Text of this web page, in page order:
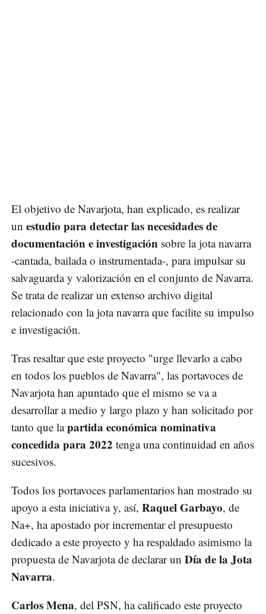
El objetivo de Navarjota, han explicado, es realizar
un estudio para detectar las necesidades de
documentación e investigación sobre la jota navarra
-cantada, bailada o instrumentada-, para impulsar su
salvaguarda y valorización en el conjunto de Navarra.
Se trata de realizar un extenso archivo digital
relacionado con la jota navarra que facilite su impulso
e investigación.
Tras resaltar que este proyecto "urge llevarlo a cabo
en todos los pueblos de Navarra", las portavoces de
Navarjota han apuntado que el mismo se va a
desarrollar a medio y largo plazo y han solicitado por
tanto que lapartida económica nominativa
concedida para 2022 tenga una continuidad en años
sucesivos.
Todos los portavoces parlamentarios han mostrado su
apoyo a esta iniciativa y, así, Raquel Garbayo, de
Na+, ha apostado por incrementar el presupuesto
dedicado a este proyecto y ha respaldado asimismo la
propuesta de Navarjota de declarar un Día de la Jota
Navarra.
Carlos Mena, del PSN, ha calificado este proyecto